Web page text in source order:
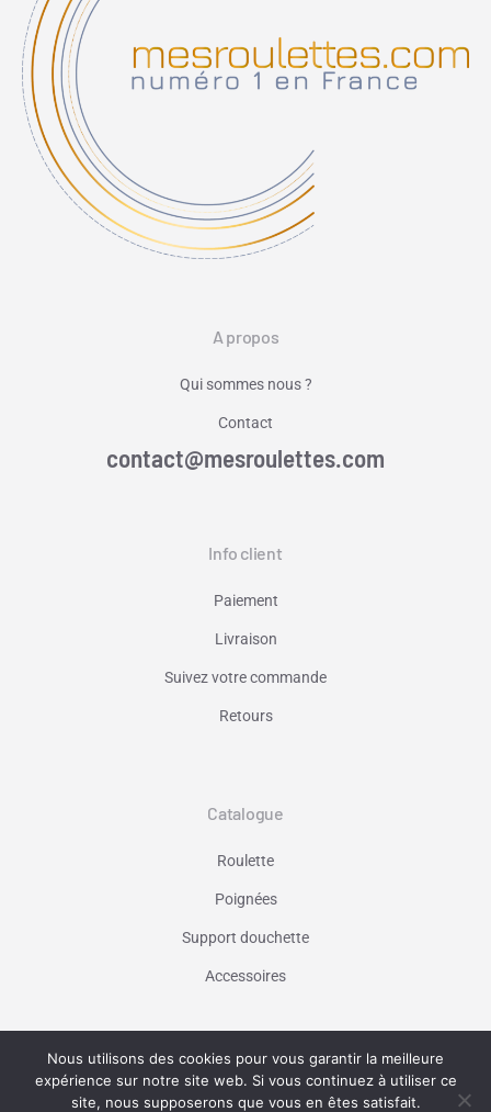
A propos
Qui sommes nous ?
Contact
contact@mesroulettes.com
Info client
Paiement
Livraison
Suivez votre commande
Retours
Catalogue
Roulette
Poignées
Support douchette
Accessoires
Vaniseo - votre agence web à Marseille -
En savoir plus
Nous utilisons des cookies pour vous garantir la meilleure
expérience sur notre site web. Si vous continuez à utiliser ce
site, nous supposerons que vous en êtes satisfait.